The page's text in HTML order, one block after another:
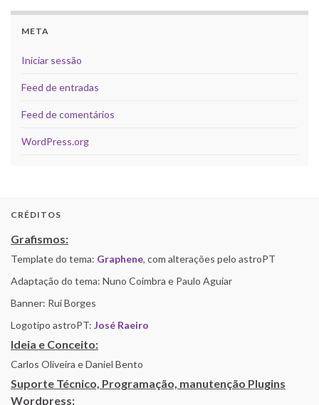
META
Iniciar sessão
Feed de entradas
Feed de comentários
WordPress.org
CRÉDITOS
Grafismos:
Template do tema: Graphene, com alterações pelo astroPT
Adaptação do tema: Nuno Coimbra e Paulo Aguiar
Banner: Rui Borges
Logotipo astroPT: José Raeiro
Ideia e Conceito:
Carlos Oliveira e Daniel Bento
Suporte Técnico, Programação, manutenção Plugins
Wordpress: